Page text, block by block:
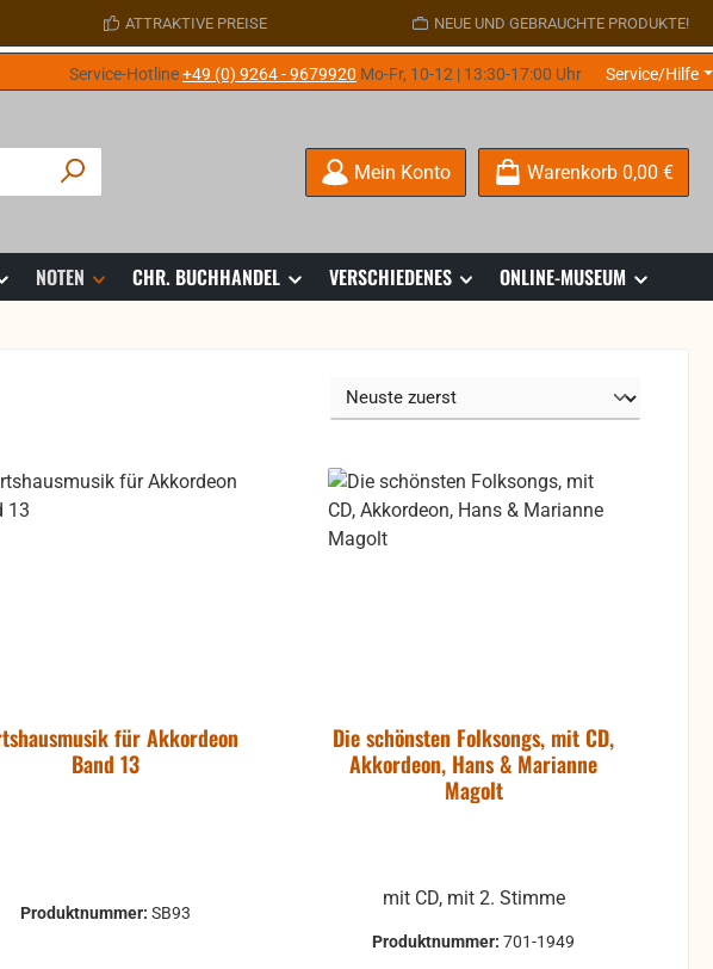
ATTRAKTIVE PREISE NEUE UND GEBRAUCHTE PRODUKTE!
Service-Hotline+49 (0) 9264 - 9679920 Mo-Fr, 10-12 | 13:30-17:00 Uhr Service/Hilfe
Mein Konto Warenkorb 0,00 €
NOTEN CHR. BUCHHANDEL VERSCHIEDENES ONLINE-MUSEUM
für Akkordeon
Band 13
Produktnummer: SB93
Die schönsten Folksongs, mit CD,
Akkordeon, Hans & Marianne
Magolt
mit CD, mit 2. Stimme
Produktnummer:701-1949